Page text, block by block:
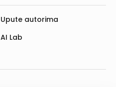
Upute autorima
AI Lab